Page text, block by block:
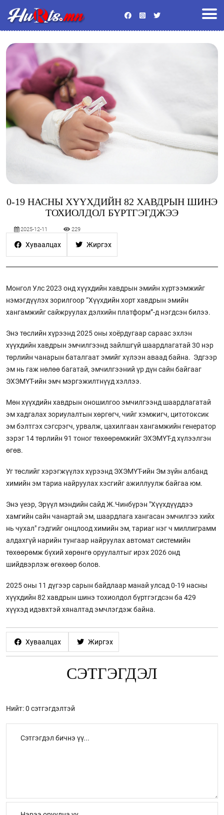
0-19 НАСНЫ ХҮҮХДИЙН 82 ХАВДРЫН ШИНЭ
ТОХИОЛДОЛ БҮРТГЭГДЖЭЭ
2025-12-11 229
Хуваалцах Жиргэх
Монгол Улс 2023 онд хүүхдийн хавдрын эмийн хүртээмжийг
нэмэгдүүлэх зорилгоор “Хүүхдийн хорт хавдрын эмийн
хангамжийг сайжруулах дэлхийн платформ”-д нэгдсэн билээ.
Энэ төслийн хүрээнд 2025 оны хоёрдугаар сараас эхлэн
хүүхдийн хавдрын эмчилгээнд зайлшгүй шаардлагатай 30 нэр
төрлийн чанарын баталгаат эмийг хүлээн аваад байна. Эдгээр
эм нь гаж нөлөө багатай, эмчилгээний үр дүн сайн байгааг
ЭХЭМҮТ-ийн эмч мэргэжилтнүүд хэллээ.
Мөн хүүхдийн хавдрын оношилгоо эмчилгээнд шаардлагатай
эм хадгалах зориулалтын хөргөгч, чийг хэмжигч, цитотоксик
эм бэлтгэх сэгсрэгч, урвалж, цахилгаан хангамжийн генератор
зэрэг 14 төрлийн 91 тоног төхөөрөмжийг ЭХЭМҮТ-д хүлээлгэн
өгөв.
Уг төслийг хэрэгжүүлэх хүрээнд ЭХЭМҮТ-ийн Эм зүйн албанд
химийн эм тариа найруулах хэсгийг ажиллуулж байгаа юм.
Энэ үеэр, Эрүүл мэндийн сайд Ж.Чинбүрэн "Хүүхдүүддээ
хамгийн сайн чанартай эм, шаардлага хангасан эмчилгээ хийх
нь чухал" гэдгийг онцлоод химийн эм, тариаг нэг ч миллиграмм
алдахгүй нарийн тунгаар найруулах автомат системийн
төхөөрөмж бүхий хөрөнгө оруулалтыг ирэх 2026 онд
шийдвэрлэж өгөхөөр болов.
2025 оны 11 дүгээр сарын байдлаар манай улсад 0-19 насны
хүүхдийн 82 хавдрын шинэ тохиолдол бүртгэгдсэн ба 429
хүүхэд идэвхтэй хяналтад эмчлэгдэж байна.
Хуваалцах Жиргэх
СЭТГЭГДЭЛ
Нийт: 0 сэтгэгдэлтэй